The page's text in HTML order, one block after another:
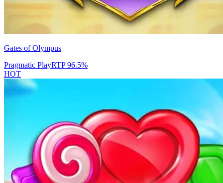
Gates of Olympus
Pragmatic PlayRTP96.5%
HOT